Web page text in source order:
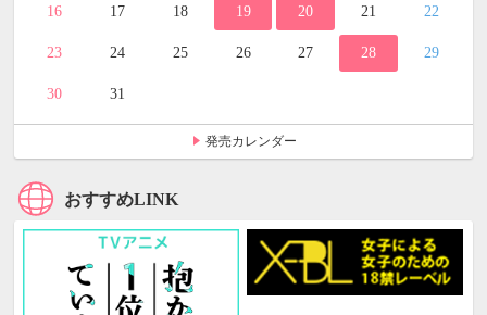
16 17 18 19 20 21 22
23 24 25 26 27 28 29
30 31
発売カレンダー
おすすめLINK